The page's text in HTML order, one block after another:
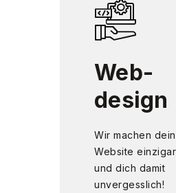
Web-
design
Wir machen
Website
und dich damit
unvergesslich!